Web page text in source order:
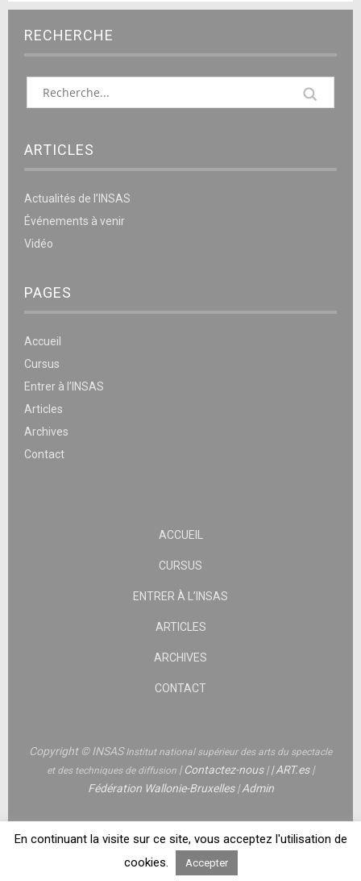
RECHERCHE
ARTICLES
Actualités de l’INSAS
Événements à venir
Vidéo
PAGES
Accueil
Cursus
Entrer à l’INSAS
Articles
Archives
Contact
ACCUEIL
CURSUS
ENTRER À L’INSAS
ARTICLES
ARCHIVES
CONTACT
Copyright © INSASInstitut national supérieur des arts du spectacle
et des techniques de diffusion |Contactez-nous||ART.es|
Fédération Wallonie-Bruxelles|Admin
En continuant la visite sur ce site, vous acceptez l'utilisation de
cookies.
Accepter